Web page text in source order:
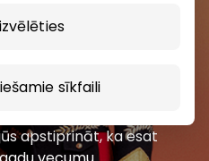
sīkfaili
apstiprināt, ka esat